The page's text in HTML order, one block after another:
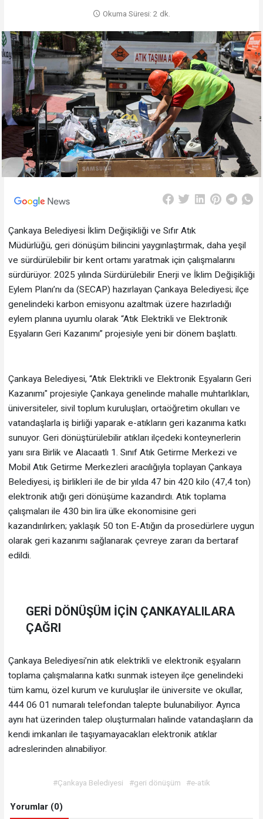
Okuma Süresi: 2 dk.
Çankaya Belediyesi İklim Değişikliği ve Sıfır Atık
Müdürlüğü, geri dönüşüm bilincini yaygınlaştırmak, daha yeşil
ve sürdürülebilir bir kent ortamı yaratmak için çalışmalarını
sürdürüyor. 2025 yılında Sürdürülebilir Enerji ve İklim Değişikliği
Eylem Planı’nı da (SECAP) hazırlayan Çankaya Belediyesi; ilçe
genelindeki karbon emisyonu azaltmak üzere hazırladığı
eylem planına uyumlu olarak “Atık Elektrikli ve Elektronik
Eşyaların Geri Kazanımı” projesiyle yeni bir dönem başlattı.
Çankaya Belediyesi, “Atık Elektrikli ve Elektronik Eşyaların Geri
Kazanımı" projesiyle Çankaya genelinde mahalle muhtarlıkları,
üniversiteler, sivil toplum kuruluşları, ortaöğretim okulları ve
vatandaşlarla iş birliği yaparak e-atıkların geri kazanıma katkı
sunuyor. Geri dönüştürülebilir atıkları ilçedeki konteynerlerin
yanı sıra Birlik ve Alacaatlı 1. Sınıf Atık Getirme Merkezi ve
Mobil Atık Getirme Merkezleri aracılığıyla toplayan Çankaya
Belediyesi, iş birlikleri ile de bir yılda 47 bin 420 kilo (47,4 ton)
elektronik atığı geri dönüşüme kazandırdı. Atık toplama
çalışmaları ile 430 bin lira ülke ekonomisine geri
kazandırılırken; yaklaşık 50 ton E-Atığın da prosedürlere uygun
olarak geri kazanımı sağlanarak çevreye zararı da bertaraf
edildi.
GERİ DÖNÜŞÜM İÇİN ÇANKAYALILARA
ÇAĞRI
Çankaya Belediyesi’nin atık elektrikli ve elektronik eşyaların
toplama çalışmalarına katkı sunmak isteyen ilçe genelindeki
tüm kamu, özel kurum ve kuruluşlar ile üniversite ve okullar,
444 06 01 numaralı telefondan talepte bulunabiliyor. Ayrıca
aynı hat üzerinden talep oluşturmaları halinde vatandaşların da
kendi imkanları ile taşıyamayacakları elektronik atıklar
adreslerinden alınabiliyor.
#Çankaya Belediyesi #geri dönüşüm #e-atik
Yorumlar (0)